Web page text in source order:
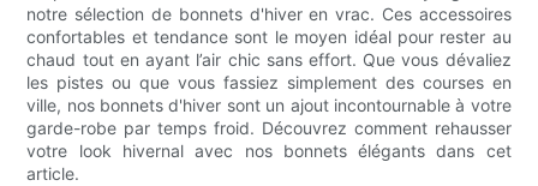
notre sélection de bonnets d'hiver en vrac. Ces accessoires
confortables et tendance sont le moyen idéal pour rester au
chaud tout en ayant l’air chic sans effort. Que vous dévaliez
les pistes ou que vous fassiez simplement des courses en
ville, nos bonnets d'hiver sont un ajout incontournable à votre
garde-robe par temps froid. Découvrez comment rehausser
votre look hivernal avec nos bonnets élégants dans cet
article.